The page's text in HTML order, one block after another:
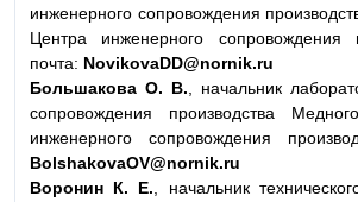
инженерного сопровождения
Центра инженерного сопровождения
почта: NovikovaDD@nornik.ru
Большакова О. В., начальник
сопровождения производства
инженерного сопровождения
BolshakovaOV@nornik.ru
Воронин К. Е., начальник